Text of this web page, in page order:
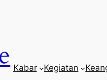
Kabar Kegiatan